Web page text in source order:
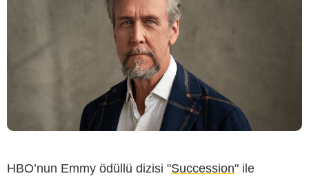
HBO’nun Emmy ödüllü dizisi "Succession" ile